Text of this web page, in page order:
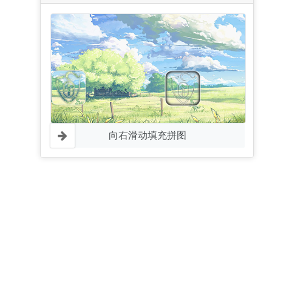
向右滑动填充拼图